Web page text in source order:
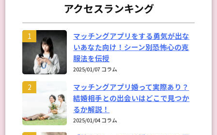
アクセスランキング
1
マッチングアプリをする勇気が出な
いあなた向け！シーン別恐怖心の克
服法を伝授
2025/01/07 コラム
2
マッチングアプリ婚って実際あり？
結婚相手との出会いはどこで見つか
るか解説！
2025/01/04 コラム